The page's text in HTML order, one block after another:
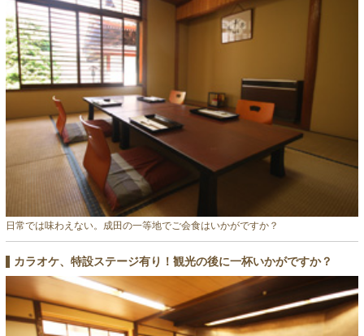
日常では味わえない。成田の一等地でご会食はいかがですか？
カラオケ、特設ステージ有り！観光の後に一杯いかがですか？